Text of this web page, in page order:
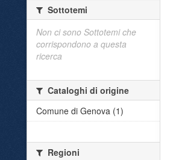
Sottotemi
Non ci sono Sottotemi che
corrispondono a questa
ricerca
Cataloghi di origine
Comune di Genova (1)
Regioni